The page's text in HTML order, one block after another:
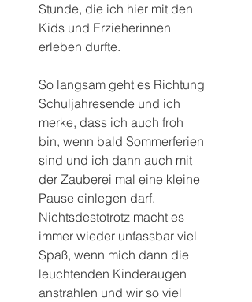
Stunde, die ich hier mit den
Kids und Erzieherinnen
erleben durfte.
So langsam geht es Richtung
Schuljahresende und ich
merke, dass ich auch froh
bin, wenn bald Sommerferien
sind und ich dann auch mit
der Zauberei mal eine kleine
Pause einlegen darf.
Nichtsdestotrotz macht es
immer wieder unfassbar viel
Spaß, wenn mich dann die
leuchtenden Kinderaugen
anstrahlen und wir so viel